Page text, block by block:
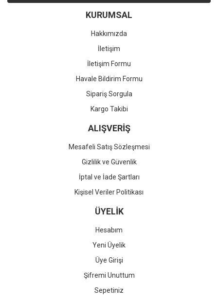
KURUMSAL
Hakkımızda
İletişim
İletişim Formu
Havale Bildirim Formu
Sipariş Sorgula
Kargo Takibi
ALIŞVERİŞ
Mesafeli Satış Sözleşmesi
Gizlilik ve Güvenlik
İptal ve İade Şartları
Kişisel Veriler Politikası
ÜYELİK
Hesabım
Yeni Üyelik
Üye Girişi
Şifremi Unuttum
Sepetiniz